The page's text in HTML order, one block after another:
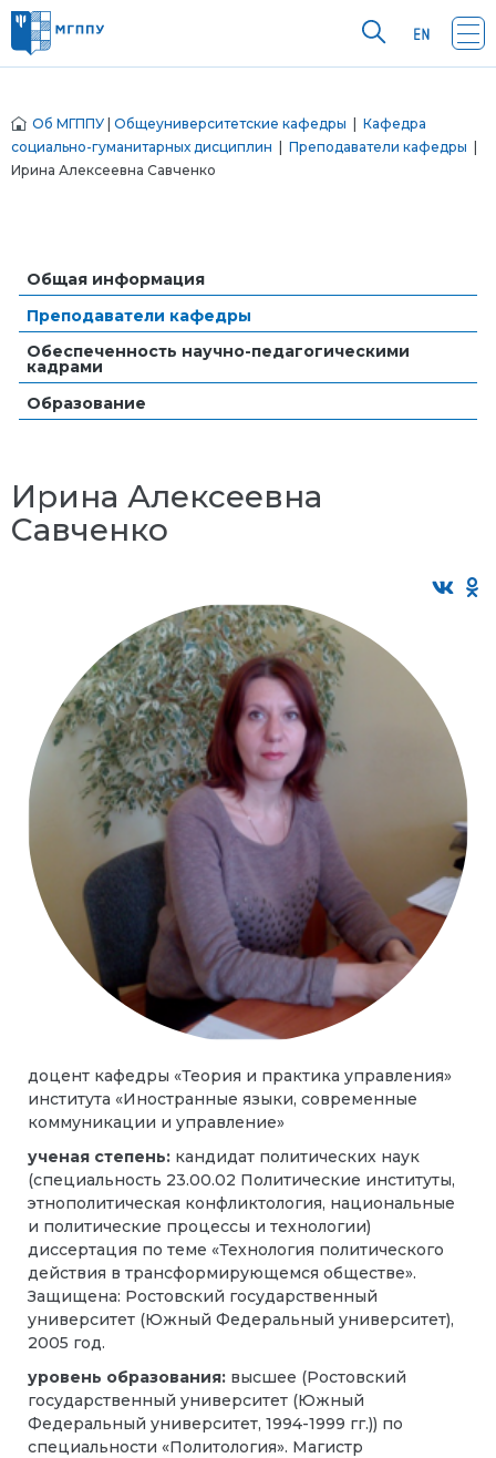
Об МГППУ Общеуниверситетские кафедры
Кафедра
социально-гуманитарных дисциплин
Преподаватели кафедры
Ирина Алексеевна Савченко
Общая информация
Преподаватели кафедры
Обеспеченность научно-педагогическими
кадрами
Образование
Ирина Алексеевна
Савченко
доцент кафедры «Теория и практика управления»
института «Иностранные языки, современные
коммуникации и управление»
ученая степень: кандидат политических наук
(специальность 23.00.02 Политические институты,
этнополитическая конфликтология, национальные
и политические процессы и технологии)
диссертация по теме «Технология политического
действия в трансформирующемся обществе».
Защищена: Ростовский государственный
университет (Южный Федеральный университет),
2005 год.
уровень образования: высшее (Ростовский
государственный университет (Южный
Федеральный университет, 1994-1999 гг.)) по
специальности «Политология». Магистр